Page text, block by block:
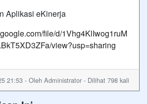
Aplikasi eKinerja
file/d/1Vhg4KlIwog1ruM
view?usp=sharing
21:53 - Oleh Administrator - Dilihat 798 kali